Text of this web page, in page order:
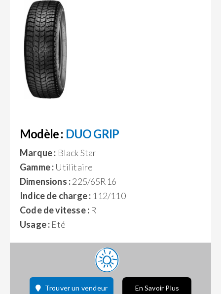
Modèle : DUO GRIP
Marque : Black Star
Gamme : Utilitaire
Dimensions :225/65R16
Indice de charge : 112/110
Code de vitesse : R
Usage : Eté
Trouver un vendeur En Savoir Plus